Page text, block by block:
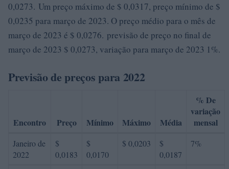
0,0273. Um preço máximo de $ 0,0317, preço mínimo de $
0,0235 para março de 2023. O preço médio para o mês de
março de 2023 é $ 0,0276. previsão de preço no final de
março de 2023 $ 0,0273, variação para março de 2023 1%.
Previsão de preços para 2022
Encontro Preço Mínimo Máximo Média
% De
variação
mensal
Janeiro de
2022
$
0,0183
$
0,0170
$ 0,0203
$
0,0187
7%